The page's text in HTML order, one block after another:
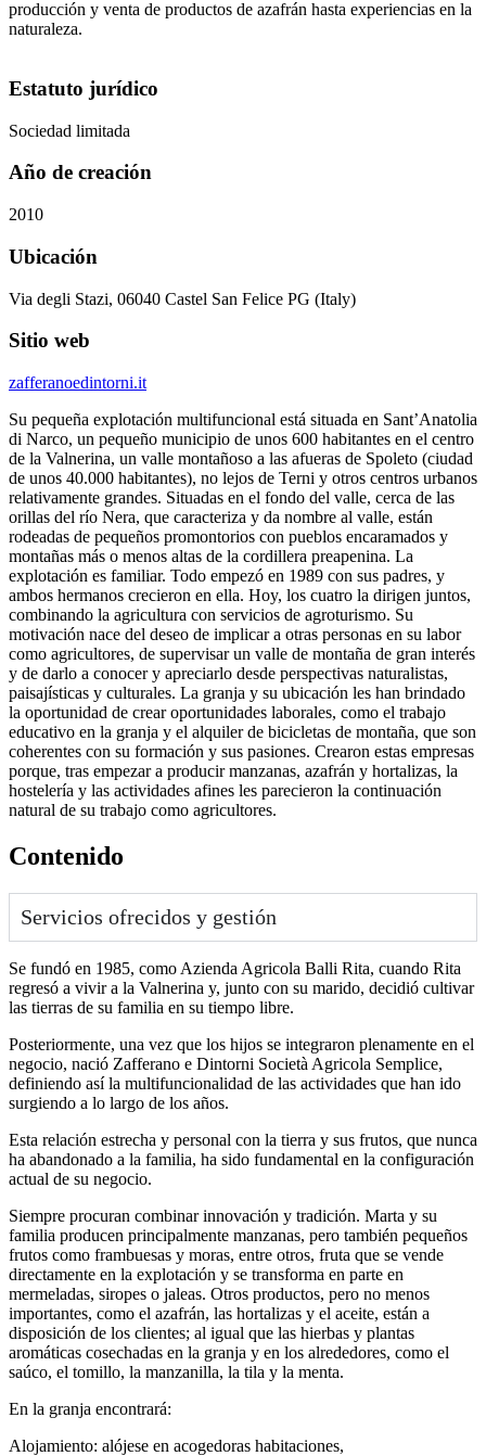
producción y venta de productos de azafrán hasta experiencias en la
naturaleza.
Estatuto jurídico
Sociedad limitada
Año de creación
2010
Ubicación
Via degli Stazi, 06040 Castel San Felice PG (Italy)
Sitio web
zafferanoedintorni.it
Su pequeña explotación multifuncional está situada en Sant’Anatolia
di Narco, un pequeño municipio de unos 600 habitantes en el centro
de la Valnerina, un valle montañoso a las afueras de Spoleto (ciudad
de unos 40.000 habitantes), no lejos de Terni y otros centros urbanos
relativamente grandes. Situadas en el fondo del valle, cerca de las
orillas del río Nera, que caracteriza y da nombre al valle, están
rodeadas de pequeños promontorios con pueblos encaramados y
montañas más o menos altas de la cordillera preapenina. La
explotación es familiar. Todo empezó en 1989 con sus padres, y
ambos hermanos crecieron en ella. Hoy, los cuatro la dirigen juntos,
combinando la agricultura con servicios de agroturismo. Su
motivación nace del deseo de implicar a otras personas en su labor
como agricultores, de supervisar un valle de montaña de gran interés
y de darlo a conocer y apreciarlo desde perspectivas naturalistas,
paisajísticas y culturales. La granja y su ubicación les han brindado
la oportunidad de crear oportunidades laborales, como el trabajo
educativo en la granja y el alquiler de bicicletas de montaña, que son
coherentes con su formación y sus pasiones. Crearon estas empresas
porque, tras empezar a producir manzanas, azafrán y hortalizas, la
hostelería y las actividades afines les parecieron la continuación
natural de su trabajo como agricultores.
Contenido
Servicios ofrecidos y gestión
Se fundó en 1985, como Azienda Agricola Balli Rita, cuando Rita
regresó a vivir a la Valnerina y, junto con su marido, decidió cultivar
las tierras de su familia en su tiempo libre.
Posteriormente, una vez que los hijos se integraron plenamente en el
negocio, nació Zafferano e Dintorni Società Agricola Semplice,
definiendo así la multifuncionalidad de las actividades que han ido
surgiendo a lo largo de los años.
Esta relación estrecha y personal con la tierra y sus frutos, que nunca
ha abandonado a la familia, ha sido fundamental en la configuración
actual de su negocio.
Siempre procuran combinar innovación y tradición. Marta y su
familia producen principalmente manzanas, pero también pequeños
frutos como frambuesas y moras, entre otros, fruta que se vende
directamente en la explotación y se transforma en parte en
mermeladas, siropes o jaleas. Otros productos, pero no menos
importantes, como el azafrán, las hortalizas y el aceite, están a
disposición de los clientes; al igual que las hierbas y plantas
aromáticas cosechadas en la granja y en los alrededores, como el
saúco, el tomillo, la manzanilla, la tila y la menta.
En la granja encontrará:
Alojamiento: alójese en acogedoras habitaciones,